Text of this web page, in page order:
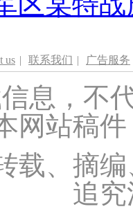
us | 联系我们 | 广告服务
息，不
网站稿
载、摘
追